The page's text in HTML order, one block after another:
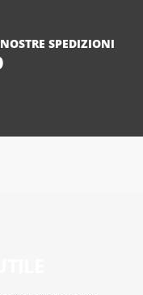
SPEDIZIONI